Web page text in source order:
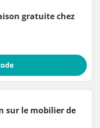
gratuite chez
sur le mobilier de